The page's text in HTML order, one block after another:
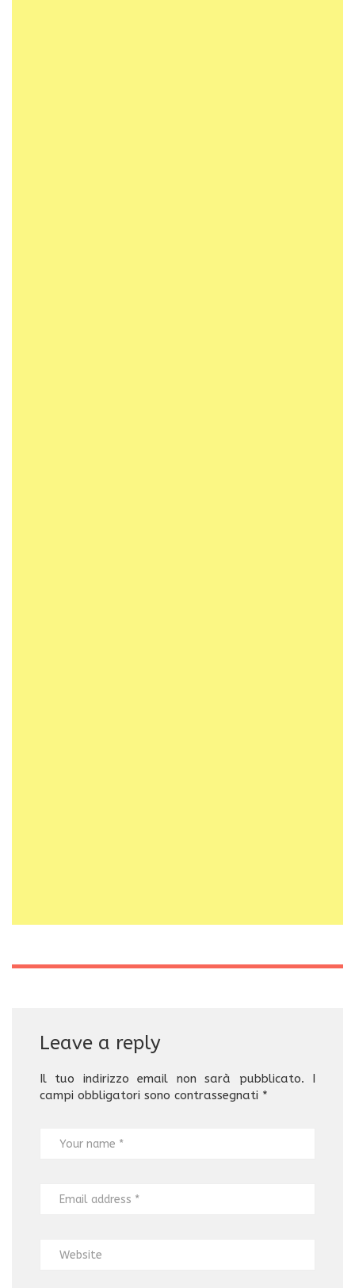
Leave a reply
Il tuo indirizzo email non sarà pubblicato. I
campi obbligatori sono contrassegnati *